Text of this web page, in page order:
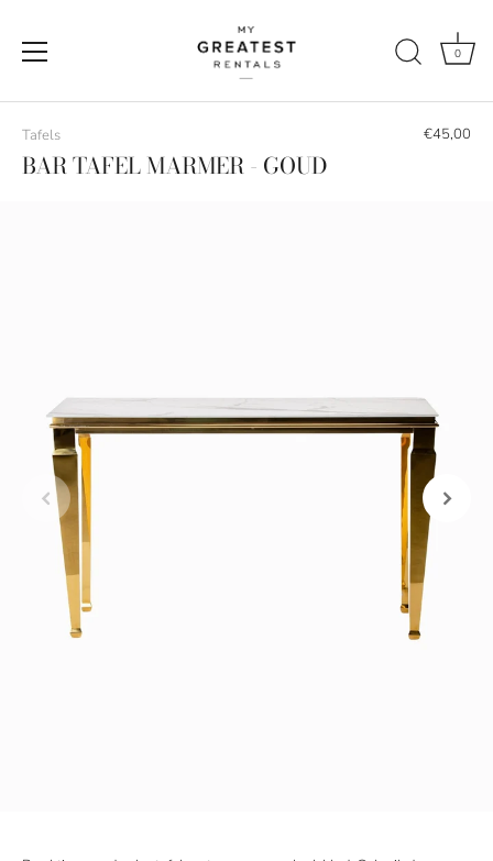
content
0
Tafels €45,00
BAR TAFEL MARMER - GOUD